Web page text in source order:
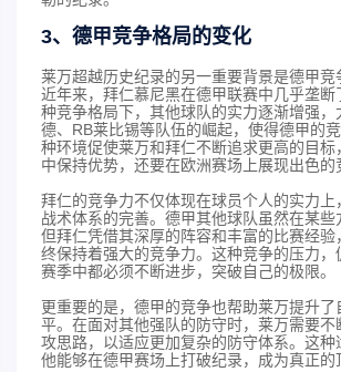
3、德甲竞争格局的变化
莱万超越历史纪录的另一重要背景是德甲竞
近年来，拜仁慕尼黑在德甲联赛中几乎垄断
种竞争格局下，其他球队的实力逐渐增强，
德、RB莱比锡等队伍的崛起，使得德甲的
种环境促使莱万和拜仁不断追求更高的目标
中保持优势，还要在欧洲赛场上展现出色的
拜仁的竞争力不仅体现在球员个人的实力上
战术体系的完善。德甲其他球队虽然在某些
但拜仁凭借其深厚的阵容和丰富的比赛经验
终保持着强大的竞争力。这种竞争的压力，
赛季中都必须不断进步，突破自己的极限。
更重要的是，德甲的竞争也帮助莱万提升了
平。在面对其他强队的防守时，莱万需要不
攻思路，以适应更加复杂的防守体系。这种
他能够在德甲赛场上打破纪录，成为真正的